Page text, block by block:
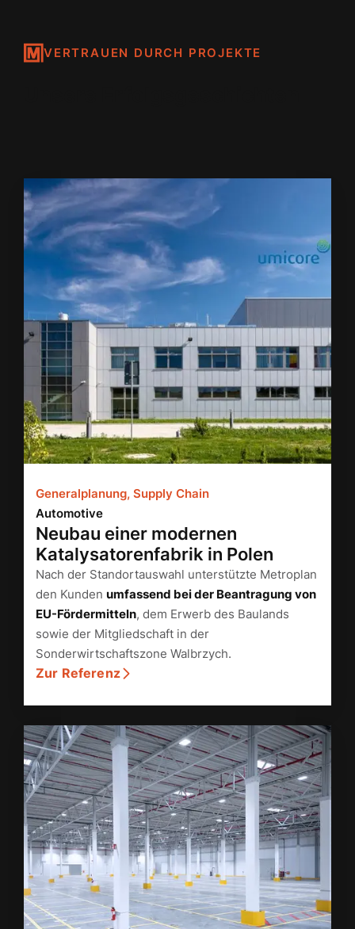
VERTRAUEN DURCH PROJEKTE
Generalplanung, Supply Chain
Automotive
Neubau einer modernen
Katalysatorenfabrik in Polen
Nach der Standortauswahl unterstützte Metroplan
den Kunden umfassend bei der Beantragung von
EU-Fördermitteln, dem Erwerb des Baulands
sowie der Mitgliedschaft in der
Sonderwirtschaftszone Walbrzych.
Zur Referenz